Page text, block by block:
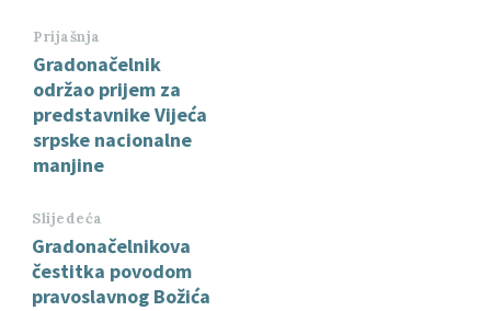
Prijašnja
Gradonačelnik
održao prijem za
predstavnike Vijeća
srpske nacionalne
manjine
Slijedeća
Gradonačelnikova
čestitka povodom
pravoslavnog Božića